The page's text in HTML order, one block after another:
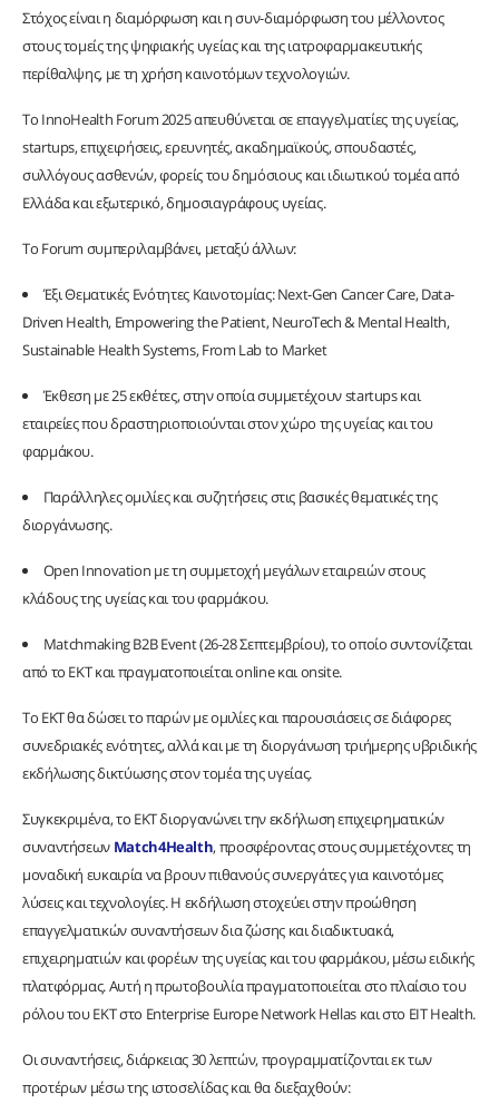
Στόχος είναι η διαμόρφωση και η συν-διαμόρφωση του μέλλοντος
στους τομείς της ψηφιακής υγείας και της ιατροφαρμακευτικής
περίθαλψης, με τη χρήση καινοτόμων τεχνολογιών.
Το InnoHealth Forum 2025 απευθύνεται σε επαγγελματίες της υγείας,
startups, επιχειρήσεις, ερευνητές, ακαδημαϊκούς, σπουδαστές,
συλλόγους ασθενών, φορείς του δημόσιους και ιδιωτικού τομέα από
Ελλάδα και εξωτερικό, δημοσιαγράφους υγείας.
Το Forum συμπεριλαμβάνει, μεταξύ άλλων:
Έξι Θεματικές Ενότητες Καινοτομίας: Next-Gen Cancer Care, Data-
Driven Health, Empowering the Patient, NeuroTech & Mental Health,
Sustainable Health Systems, From Lab to Market
Έκθεση με 25 εκθέτες, στην οποία συμμετέχουν startups και
εταιρείες που δραστηριοποιούνται στον χώρο της υγείας και του
φαρμάκου.
Παράλληλες ομιλίες και συζητήσεις στις βασικές θεματικές της
διοργάνωσης.
Open Innovation με τη συμμετοχή μεγάλων εταιρειών στους
κλάδους της υγείας και του φαρμάκου.
Matchmaking B2B Event (26-28 Σεπτεμβρίου), το οποίο συντονίζεται
από το ΕΚΤ και πραγματοποιείται online και onsite.
Το ΕΚΤ θα δώσει το παρών με ομιλίες και παρουσιάσεις σε διάφορες
συνεδριακές ενότητες, αλλά και με τη διοργάνωση τριήμερης υβριδικής
εκδήλωσης δικτύωσης στον τομέα της υγείας.
Συγκεκριμένα, το ΕΚΤ διοργανώνει την εκδήλωση επιχειρηματικών
συναντήσεων Match4Health, προσφέροντας στους συμμετέχοντες τη
μοναδική ευκαιρία να βρουν πιθανούς συνεργάτες για καινοτόμες
λύσεις και τεχνολογίες. Η εκδήλωση στοχεύει στην προώθηση
επαγγελματικών συναντήσεων δια ζώσης και διαδικτυακά,
επιχειρηματιών και φορέων της υγείας και του φαρμάκου, μέσω ειδικής
πλατφόρμας. Αυτή η πρωτοβουλία πραγματοποιείται στο πλαίσιο του
ρόλου του ΕΚΤ στο Enterprise Europe Network Hellas και στο EIT Health.
Οι συναντήσεις, διάρκειας 30 λεπτών, προγραμματίζονται εκ των
προτέρων μέσω της ιστοσελίδας και θα διεξαχθούν: